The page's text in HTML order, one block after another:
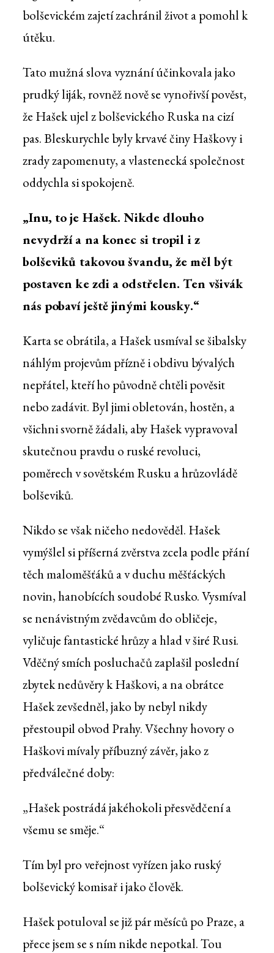
bolševickém zajetí zachránil život a pomohl k
útěku.
Tato mužná slova vyznání účinkovala jako
prudký liják, rovněž nově se vynořivší pověst,
že Hašek ujel z bolševického Ruska na cizí
pas. Bleskurychle byly krvavé činy Haškovy i
zrady zapomenuty, a vlastenecká společnost
oddychla si spokojeně.
„Inu, to je Hašek. Nikde dlouho
nevydrží a na konec si tropil i z
bolševiků takovou švandu, že měl být
postaven ke zdi a odstřelen. Ten všivák
nás pobaví ještě jinými kousky.“
Karta se obrátila, a Hašek usmíval se šibalsky
náhlým projevům přízně i obdivu bývalých
nepřátel, kteří ho původně chtěli pověsit
nebo zadávit. Byl jimi obletován, hostěn, a
všichni svorně žádali, aby Hašek vypravoval
skutečnou pravdu o ruské revoluci,
poměrech v sovětském Rusku a hrůzovládě
bolševiků.
Nikdo se však ničeho nedověděl. Hašek
vymýšlel si příšerná zvěrstva zcela podle přání
těch maloměšťáků a v duchu měšťáckých
novin, hanobících soudobé Rusko. Vysmíval
se nenávistným zvědavcům do obličeje,
vyličuje fantastické hrůzy a hlad v širé Rusi.
Vděčný smích posluchačů zaplašil poslední
zbytek nedůvěry k Haškovi, a na obrátce
Hašek zevšedněl, jako by nebyl nikdy
přestoupil obvod Prahy. Všechny hovory o
Haškovi mívaly příbuzný závěr, jako z
předválečné doby:
„Hašek postrádá jakéhokoli přesvědčení a
všemu se směje.“
Tím byl pro veřejnost vyřízen jako ruský
bolševický komisař i jako člověk.
Hašek potuloval se již pár měsíců po Praze, a
přece jsem se s ním nikde nepotkal. Tou